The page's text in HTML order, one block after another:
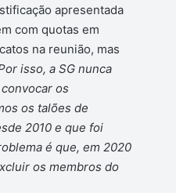
apresentada
com quotas em
na reunião, mas
isso, a SG nunca
os
os talões de
2010 e que foi
é que, em 2020
os membros do